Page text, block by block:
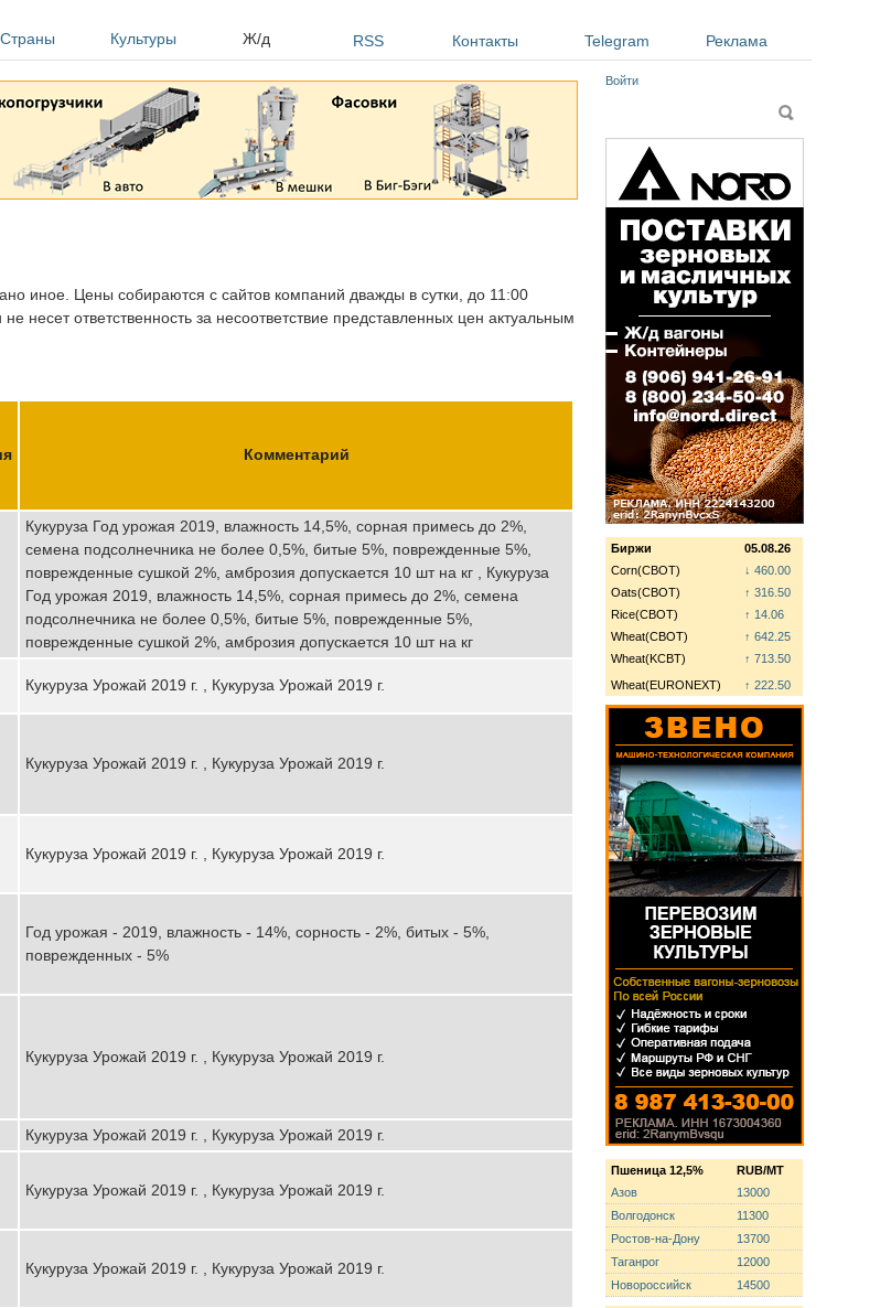
Страны Культуры Ж/д RSS Контакты Telegram Реклама
иное. Цены собираются с сайтов компаний дважды в сутки, до 11:00
ответственность за несоответствие представленных цен актуальным
Комментарий
Кукуруза Год урожая 2019, влажность 14,5%, сорная примесь до 2%,
семена подсолнечника не более 0,5%, битые 5%, поврежденные 5%,
поврежденные сушкой 2%, амброзия допускается 10 шт на кг , Кукуруза
Год урожая 2019, влажность 14,5%, сорная примесь до 2%, семена
подсолнечника не более 0,5%, битые 5%, поврежденные 5%,
поврежденные сушкой 2%, амброзия допускается 10 шт на кг
Кукуруза Урожай 2019 г. , Кукуруза Урожай 2019 г.
Кукуруза Урожай 2019 г. , Кукуруза Урожай 2019 г.
Кукуруза Урожай 2019 г. , Кукуруза Урожай 2019 г.
Год урожая - 2019, влажность - 14%, сорность - 2%, битых - 5%,
поврежденных - 5%
Кукуруза Урожай 2019 г. , Кукуруза Урожай 2019 г.
Кукуруза Урожай 2019 г. , Кукуруза Урожай 2019 г.
Кукуруза Урожай 2019 г. , Кукуруза Урожай 2019 г.
Кукуруза Урожай 2019 г. , Кукуруза Урожай 2019 г.
Войти
Поиск
Биржи
05.08.26
Corn(CBOT)
↓ 460.00
Oats(CBOT)
↑ 316.50
Rice(CBOT)
↑ 14.06
Wheat(CBOT)
↑ 642.25
Wheat(KCBT)
↑ 713.50
Wheat(EURONEXT)
↑ 222.50
Пшеница 12,5%
RUB/MT
Азов
13000
Волгодонск
11300
Ростов-на-Дону
13700
Таганрог
12000
Новороссийск
14500